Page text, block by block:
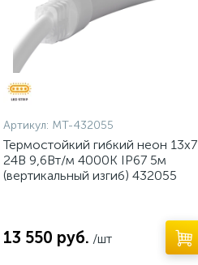
Артикул: MT-432055
Термостойкий гибкий неон 13х7
24В 9,6Вт/м 4000K IP67 5м
(вертикальный изгиб) 432055
13 550 руб. /шт